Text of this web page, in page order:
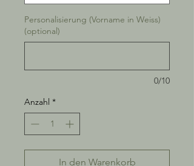
Personalisierung (Vorname in Weiss)
(optional)
0/10
Anzahl *
In den Warenkorb